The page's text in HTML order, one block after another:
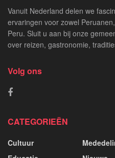
Vanuit Nederland delen we
ervaringen voor zowel
Peru. Sluit u aan bij onze
over reizen, gastronomie,
Volg ons
CATEGORIEËN
Cultuur